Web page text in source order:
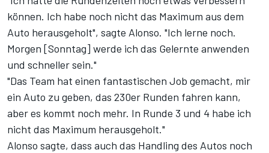
können. Ich habe noch nicht das Maximum aus dem
Auto herausgeholt", sagte Alonso. "Ich lerne noch.
Morgen [Sonntag] werde ich das Gelernte anwenden
und schneller sein."
"Das Team hat einen fantastischen Job gemacht, mir
ein Auto zu geben, das 230er Runden fahren kann,
aber es kommt noch mehr. In Runde 3 und 4 habe ich
nicht das Maximum herausgeholt."
Alonso sagte, dass auch das Handling des Autos noch